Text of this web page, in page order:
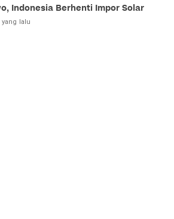
Indonesia Berhenti Impor Solar
lalu